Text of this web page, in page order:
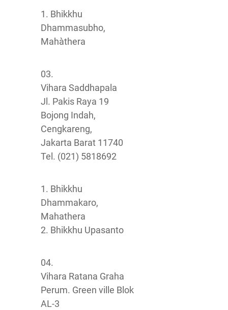
1. Bhikkhu
Dhammasubho,
Mahàthera
03.
Vihara Saddhapala
Jl. Pakis Raya 19
Bojong Indah,
Cengkareng,
Jakarta Barat 11740
Tel. (021) 5818692
1. Bhikkhu
Dhammakaro,
Mahathera
2. Bhikkhu Upasanto
04.
Vihara Ratana Graha
Perum. Green ville Blok
AL-3